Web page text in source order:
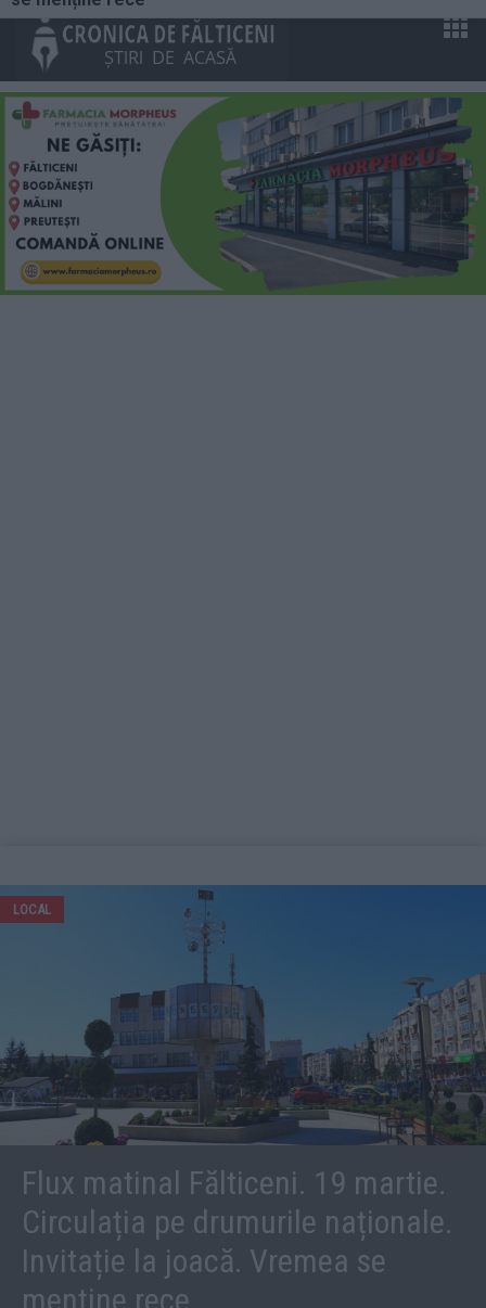
LOCAL
Flux matinal Fălticeni. 19 martie.
Circulația pe drumurile naționale.
Invitație la joacă. Vremea se
menține rece